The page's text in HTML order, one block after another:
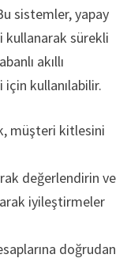
sistemler, yapay
kullanarak sürekli
akıllı
kullanılabilir.
müşteri kitlesini
değerlendirin ve
iyileştirmeler
doğrudan